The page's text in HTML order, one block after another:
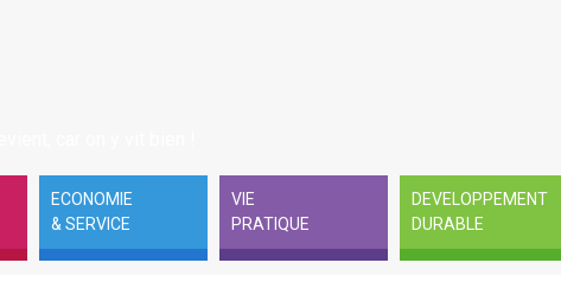
ECONOMIE
& SERVICE
VIE
PRATIQUE
DEVELOPPEMENT
DURABLE